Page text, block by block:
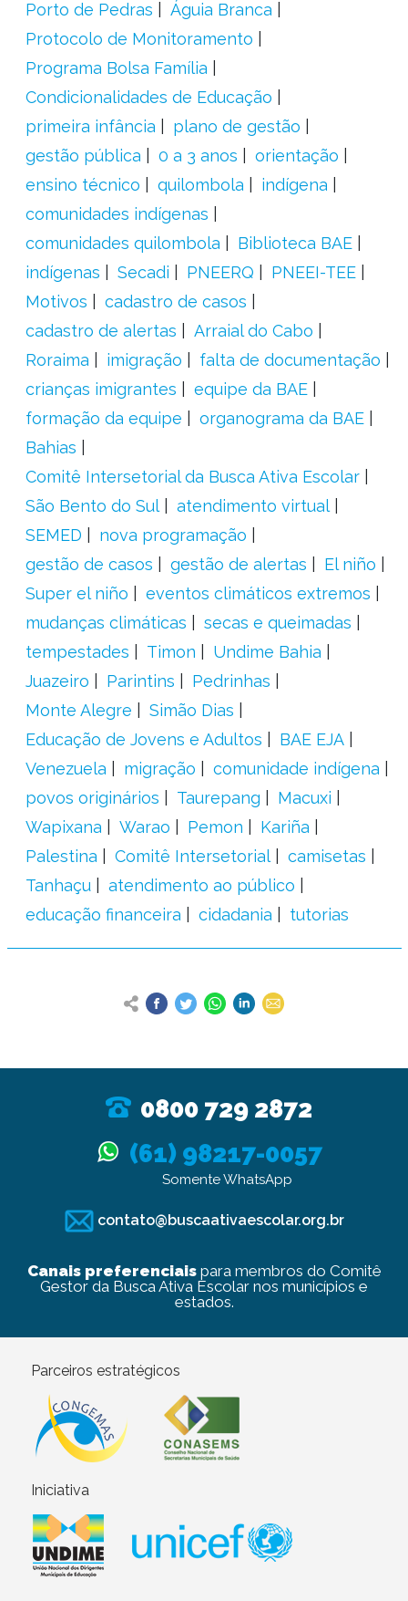
Porto de Pedras
Águia Branca
Protocolo de Monitoramento
Programa Bolsa Família
Condicionalidades de Educação
primeira infância
plano de gestão
gestão pública
0 a 3 anos
orientação
ensino técnico
quilombola
indígena
comunidades indígenas
comunidades quilombola
Biblioteca BAE
indígenas
Secadi PNEERQ
PNEEI-TEE
Motivos
cadastro de casos
cadastro de alertas
Arraial do Cabo
Roraima
imigração
falta de documentação
crianças imigrantes
equipe da BAE
formação da equipe
organograma da BAE
Bahias
Comitê Intersetorial da Busca Ativa Escolar
São Bento do Sul
atendimento virtual
SEMED
nova programação
gestão de casos
gestão de alertas
El niño
Super el niño
eventos climáticos extremos
mudanças climáticas
secas e queimadas
tempestades
Timon
Undime Bahia
Juazeiro
Parintins
Pedrinhas
Monte Alegre
Simão Dias
Educação de Jovens e Adultos
BAE EJA
Venezuela
migração
comunidade indígena
povos originários
Taurepang
Macuxi
Wapixana
Warao Pemon
Kariña
Palestina
Comitê Intersetorial
camisetas
Tanhaçu
atendimento ao público
educação financeira
cidadania tutorias
0800 729 2872
(61) 98217-0057
Somente WhatsApp
contato@buscaativaescolar.org.br
Canais preferenciaispara membros do Comitê
Gestor da Busca Ativa Escolar nos municípios e
estados.
Parceiros estratégicos
Iniciativa